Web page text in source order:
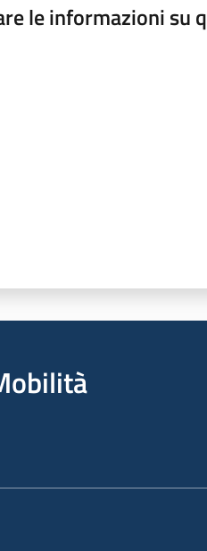
le informazioni su